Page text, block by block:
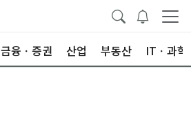
금융ㆍ증권 산업 부동산 ITㆍ과학